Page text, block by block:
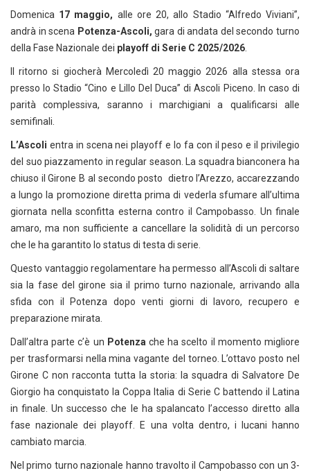
Domenica 17 maggio, alle ore 20, allo Stadio “Alfredo Viviani”,
andrà in scena Potenza-Ascoli, gara di andata del secondo turno
della Fase Nazionale dei playoff di Serie C 2025/2026
Il ritorno si giocherà Mercoledì 20 maggio 2026 alla stessa ora
presso lo Stadio “Cino e Lillo Del Duca” di Ascoli Piceno. In caso di
parità complessiva, saranno i marchigiani a qualificarsi alle
semifinali.
L’Ascoli entra in scena nei playoff e lo fa con il peso e il privilegio
del suo piazzamento in regular season. La squadra bianconera ha
chiuso il Girone B al secondo posto dietro l’Arezzo, accarezzando
a lungo la promozione diretta prima di vederla sfumare all’ultima
giornata nella sconfitta esterna contro il Campobasso. Un finale
amaro, ma non sufficiente a cancellare la solidità di un percorso
che le ha garantito lo status di testa di serie.
Questo vantaggio regolamentare ha permesso all’Ascoli di saltare
sia la fase del girone sia il primo turno nazionale, arrivando alla
sfida con il Potenza dopo venti giorni di lavoro, recupero e
preparazione mirata.
Dall’altra parte c’è un Potenza che ha scelto il momento migliore
per trasformarsi nella mina vagante del torneo. L’ottavo posto nel
Girone C non racconta tutta la storia: la squadra di Salvatore De
Giorgio ha conquistato la Coppa Italia di Serie C battendo il Latina
in finale. Un successo che le ha spalancato l’accesso diretto alla
fase nazionale dei playoff. E una volta dentro, i lucani hanno
cambiato marcia.
Nel primo turno nazionale hanno travolto il Campobasso con un 3-